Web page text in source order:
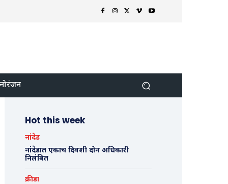
Hot this week
नांदेड
नांदेडात एकाच दिवशी दोन अधिकारी
निलंबित
क्रीडा